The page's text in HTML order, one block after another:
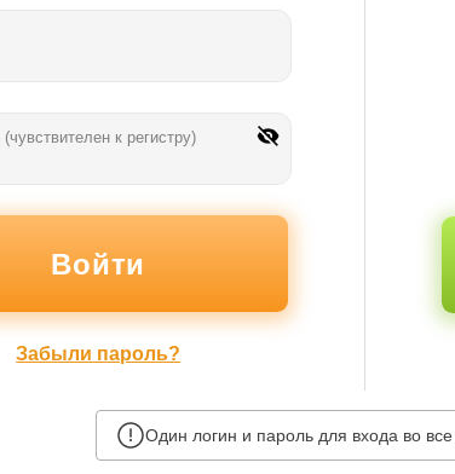
(чувствителен к регистру)
Забыли пароль?
Один логин и пароль для входа во